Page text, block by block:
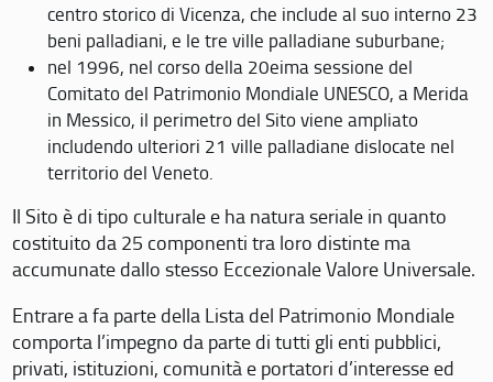
centro storico di Vicenza, che include al suo interno 23
beni palladiani, e le tre ville palladiane suburbane;
nel 1996, nel corso della 20eima sessione del
Comitato del Patrimonio Mondiale UNESCO, a Merida
in Messico, il perimetro del Sito viene ampliato
includendo ulteriori 21 ville palladiane dislocate nel
territorio del Veneto.
Il Sito è di tipo culturale e ha natura seriale in quanto
costituito da 25 componenti tra loro distinte ma
accumunate dallo stesso Eccezionale Valore Universale.
Entrare a fa parte della Lista del Patrimonio Mondiale
comporta l’impegno da parte di tutti gli enti pubblici,
privati, istituzioni, comunità e portatori d’interesse ed